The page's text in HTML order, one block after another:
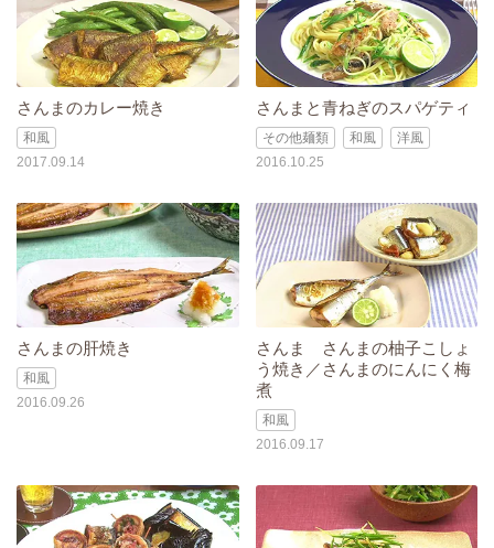
さんまのカレー焼き
和風
2017.09.14
さんまと青ねぎのスパゲティ
その他麺類 和風
洋風
2016.10.25
さんまの肝焼き
和風
2016.09.26
さんま さんまの柚子こしょ
う焼き／さんまのにんにく梅
煮
和風
2016.09.17